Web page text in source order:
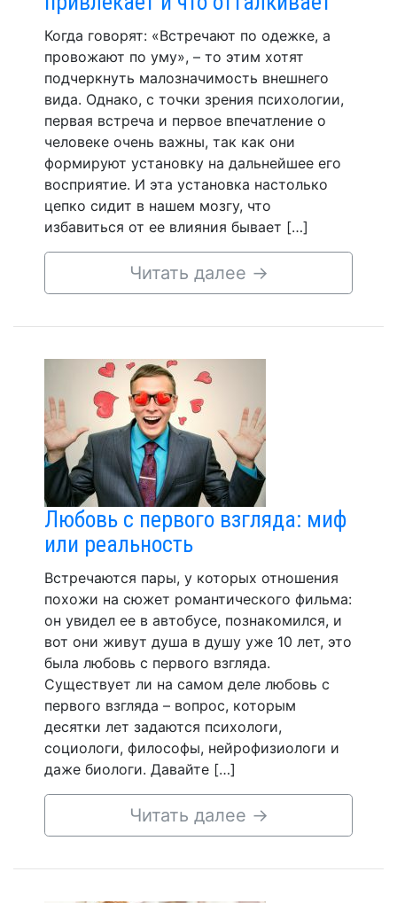
Когда говорят: «Встречают по одежке, а
провожают по уму», – то этим хотят
подчеркнуть малозначимость внешнего
вида. Однако, с точки зрения психологии,
первая встреча и первое впечатление о
человеке очень важны, так как они
формируют установку на дальнейшее его
восприятие. И эта установка настолько
цепко сидит в нашем мозгу, что
избавиться от ее влияния бывает […]
Читать далее →
Любовь с первого взгляда: миф
или реальность
Встречаются пары, у которых отношения
похожи на сюжет романтического фильма:
он увидел ее в автобусе, познакомился, и
вот они живут душа в душу уже 10 лет, это
была любовь с первого взгляда.
Существует ли на самом деле любовь с
первого взгляда – вопрос, которым
десятки лет задаются психологи,
социологи, философы, нейрофизиологи и
даже биологи. Давайте […]
Читать далее →